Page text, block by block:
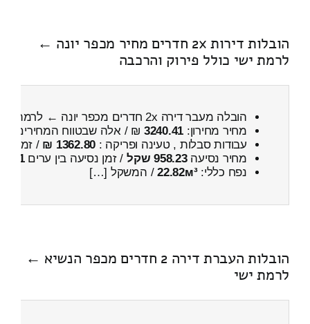
הובלות דירות 2x חדרים מחיר מכפר יונה ←
לרמת ישי כולל פירוק והרכבה
הובלה מעבר דירה 2x חדרים מכפר יונה ← לרמת ישי
מחיר מחירון: 3240.41 ₪ / אלה שבטווח המחירים
עבודות סבלות , טעינה ופריקה : 1362.80 ₪ / זמן :
מחיר נסיעה958.23 שקל / זמן נסיעה בין ערים1 שעות , 13 דקות
נפח כללי:22.82м³/ המשקל […]
הובלות העברת דירה 2 חדרים מכפר הנשיא ←
לרמת ישי